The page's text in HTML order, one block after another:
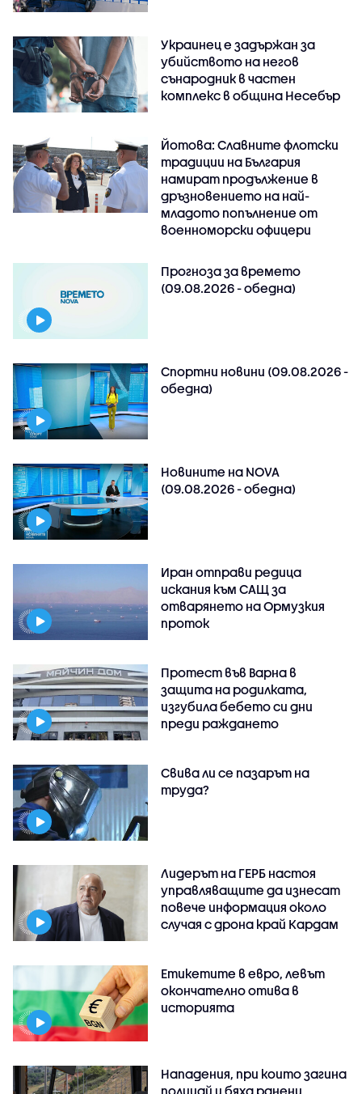
Украинец е задържан за
убийството на негов
сънародник в частен
комплекс в община Несебър
Йотова: Славните флотски
традиции на България
намират продължение в
дръзновението на най-
младото попълнение от
военноморски офицери
Прогноза за времето
(09.08.2026 - обедна)
Спортни новини (09.08.2026 -
обедна)
Новините на NOVA
(09.08.2026 - обедна)
Иран отправи редица
искания към САЩ за
отварянето на Ормузкия
проток
Протест във Варна в
защита на родилката,
изгубила бебето си дни
преди раждането
Свива ли се пазарът на
труда?
Лидерът на ГЕРБ настоя
управляващите да изнесат
повече информация около
случая с дрона край Кардам
Етикетите в евро, левът
окончателно отива в
историята
Нападения, при които загина
полицай и бяха ранени